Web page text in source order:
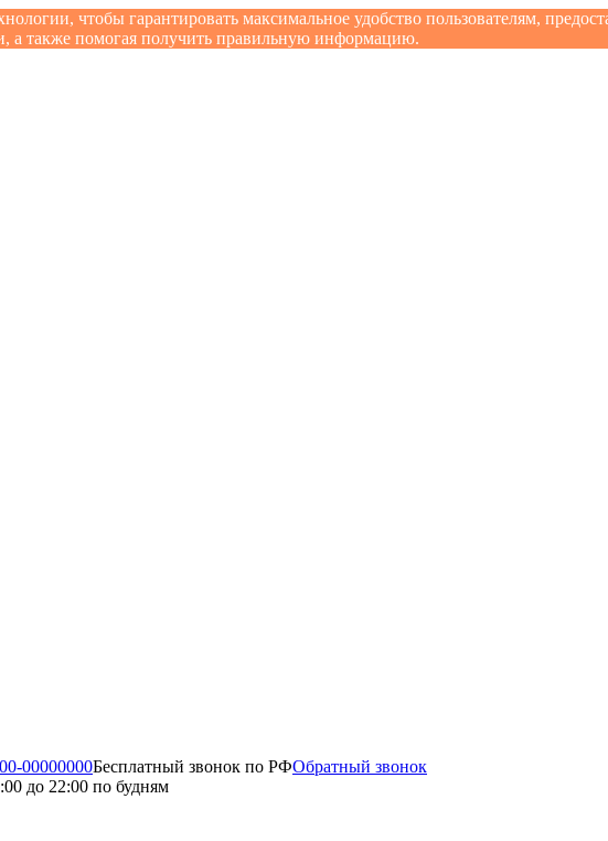
чтобы гарантировать максимальное удобство пользователям,
а также помогая получить правильную информацию.
00000000Бесплатный звонок по РФОбратный звонок
до 22:00 по будням